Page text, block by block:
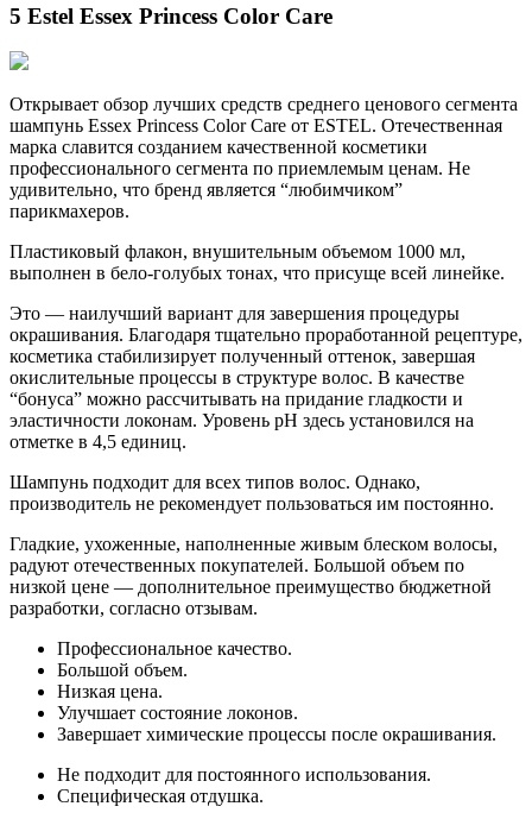
5 Estel Essex Princess Color Care
Открывает обзор лучших средств среднего ценового сегмента
шампунь Essex Princess Color Care от ESTEL. Отечественная
марка славится созданием качественной косметики
профессионального сегмента по приемлемым ценам. Не
удивительно, что бренд является “любимчиком”
парикмахеров.
Пластиковый флакон, внушительным объемом 1000 мл,
выполнен в бело-голубых тонах, что присуще всей линейке.
Это — наилучший вариант для завершения процедуры
окрашивания. Благодаря тщательно проработанной рецептуре,
косметика стабилизирует полученный оттенок, завершая
окислительные процессы в структуре волос. В качестве
“бонуса” можно рассчитывать на придание гладкости и
эластичности локонам. Уровень pH здесь установился на
отметке в 4,5 единиц.
Шампунь подходит для всех типов волос. Однако,
производитель не рекомендует пользоваться им постоянно.
Гладкие, ухоженные, наполненные живым блеском волосы,
радуют отечественных покупателей. Большой объем по
низкой цене — дополнительное преимущество бюджетной
разработки, согласно отзывам.
Профессиональное качество.
Большой объем.
Низкая цена.
Улучшает состояние локонов.
Завершает химические процессы после окрашивания.
Не подходит для постоянного использования.
Специфическая отдушка.